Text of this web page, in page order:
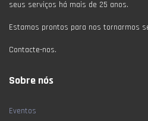
seus serviços há mais de 25 anos.
Estamos prontos para nos tornarmos
Contacte-nos.
Sobre nós
Eventos